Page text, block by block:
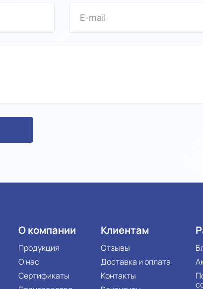
О компании
Продукция
О нас
Сертификаты
Клиентам
Отзывы
Доставка и оплата
Контакты